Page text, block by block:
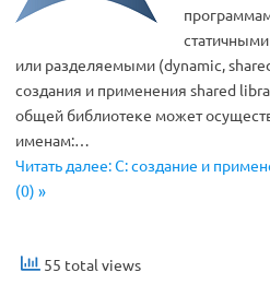
или разделяемыми (dynamic,
создания и применения shared
общей библиотеке может
именам:…
Читать далее: C: создание и
(0) »
55 total views